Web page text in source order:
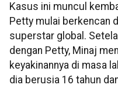
Kasus ini muncul
Petty mulai berkencan
superstar global.
dengan Petty, Minaj
keyakinannya di masa
dia berusia 16 tahun